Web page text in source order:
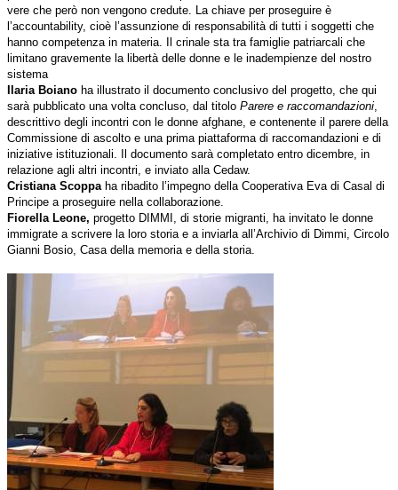
vere che però non vengono credute. La chiave per proseguire è
l’accountability, cioè l’assunzione di responsabilità di tutti i soggetti che
hanno competenza in materia. Il crinale sta tra famiglie patriarcali che
limitano gravemente la libertà delle donne e le inadempienze del nostro
sistema
Ilaria Boiano ha illustrato il documento conclusivo del progetto, che qui
sarà pubblicato una volta concluso, dal titolo Parere e raccomandazioni,
descrittivo degli incontri con le donne afghane, e contenente il parere della
Commissione di ascolto e una prima piattaforma di raccomandazioni e di
iniziative istituzionali. Il documento sarà completato entro dicembre, in
relazione agli altri incontri, e inviato alla Cedaw.
Cristiana Scoppaha ribadito l’impegno della Cooperativa Eva di Casal di
Principe a proseguire nella collaborazione.
Fiorella Leone, progetto DIMMI, di storie migranti, ha invitato le donne
immigrate a scrivere la loro storia e a inviarla all’Archivio di Dimmi, Circolo
Gianni Bosio, Casa della memoria e della storia.